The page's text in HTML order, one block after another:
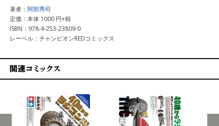
著者： 阿部秀司
定価：本体 1000 円+税
ISBN：978-4-253-23809-0
レーベル：チャンピオンREDコミックス